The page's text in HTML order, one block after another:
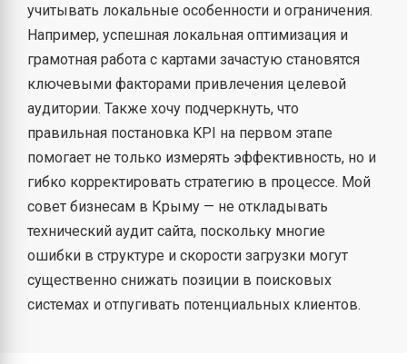
учитывать локальные особенности и ограничения.
Например, успешная локальная оптимизация и
грамотная работа с картами зачастую становятся
ключевыми факторами привлечения целевой
аудитории. Также хочу подчеркнуть, что
правильная постановка KPI на первом этапе
помогает не только измерять эффективность, но и
гибко корректировать стратегию в процессе. Мой
совет бизнесам в Крыму — не откладывать
технический аудит сайта, поскольку многие
ошибки в структуре и скорости загрузки могут
существенно снижать позиции в поисковых
системах и отпугивать потенциальных клиентов.